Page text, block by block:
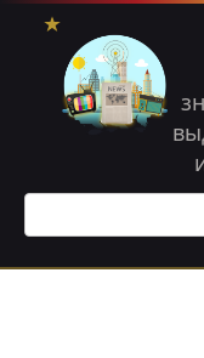
Перейти
контенту
Поиск: